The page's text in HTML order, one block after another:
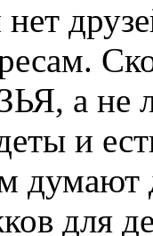
нет
а не
и
думают
для